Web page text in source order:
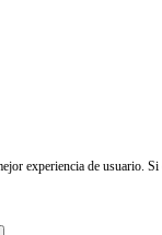
experiencia de usuario.